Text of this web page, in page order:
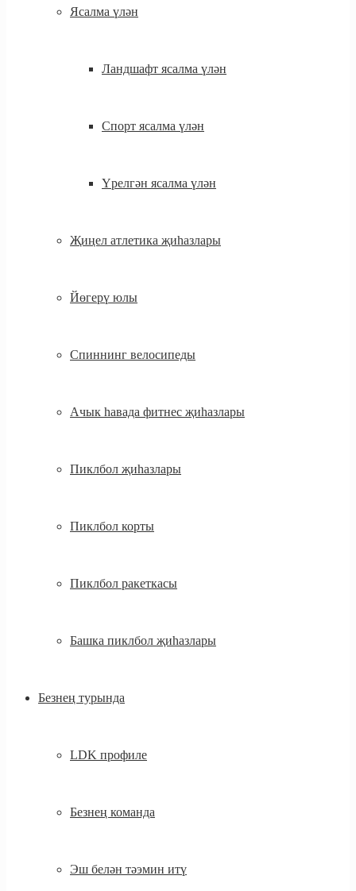
Ясалма үлән
Ландшафт ясалма үлән
Спорт ясалма үлән
Үрелгән ясалма үлән
Җиңел атлетика җиһазлары
Йөгерү юлы
Спиннинг велосипеды
Ачык һавада фитнес җиһазлары
Пиклбол җиһазлары
Пиклбол корты
Пиклбол ракеткасы
Башка пиклбол җиһазлары
Безнең турында
LDK профиле
Безнең команда
Эш белән тәэмин итү